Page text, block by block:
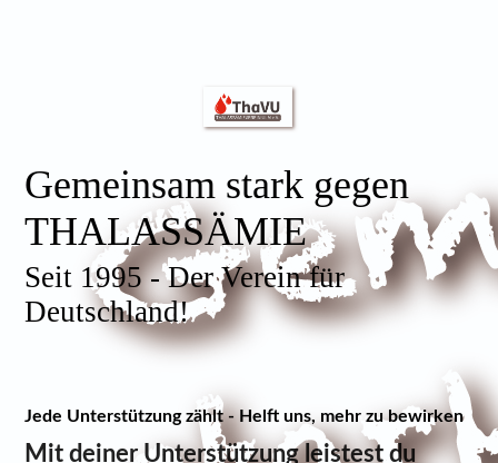
Gemeinsam stark gegen
THALASSÄMIE
Seit 1995 - Der Verein für
Deutschland!
Jede Unterstützung zählt - Helft uns, mehr zu bewirken
Mit deiner Unterstützung leistest du